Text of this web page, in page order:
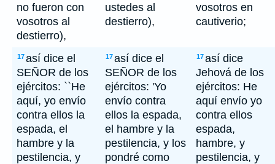
no fueron con
vosotros al
destierro),
ustedes al
destierro),
vosotros en
cautiverio;
17así dice el
SEÑOR de los
ejércitos: ``He
aquí, yo envío
contra ellos la
espada, el
hambre y la
pestilencia, y
17así dice el
SEÑOR de los
ejércitos: 'Yo
envío contra
ellos la espada,
el hambre y la
pestilencia, y los
pondré como
17así dice
Jehová de los
ejércitos: He
aquí envío yo
contra ellos
espada,
hambre, y
pestilencia, y